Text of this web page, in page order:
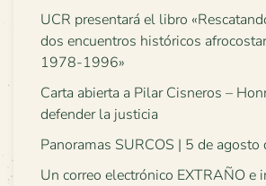
UCR presentará el libro
dos encuentros históricos
1978-1996»
Carta abierta a Pilar Cisneros –
defender la justicia
Panoramas SURCOS | 5 de
Un correo electrónico EXTRAÑO e